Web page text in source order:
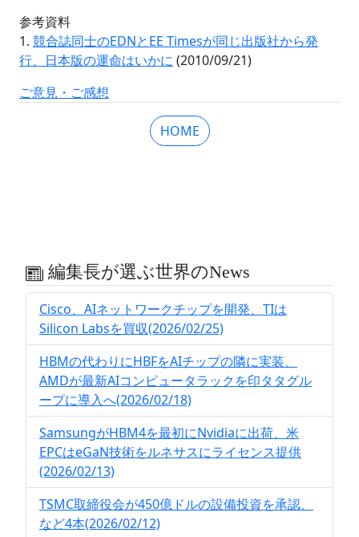
参考資料
1. 競合誌同士のEDNとEE Timesが同じ出版社から発
行、日本版の運命はいかに (2010/09/21)
ご意見・ご感想
HOME
編集長が選ぶ世界のNews
Cisco、AIネットワークチップを開発、TIは
Silicon Labsを買収(2026/02/25)
HBMの代わりにHBFをAIチップの隣に実装、
AMDが最新AIコンピュータラックを印タタグル
ープに導入へ(2026/02/18)
SamsungがHBM4を最初にNvidiaに出荷、米
EPCはeGaN技術をルネサスにライセンス提供
(2026/02/13)
TSMC取締役会が450億ドルの設備投資を承認、
など4本(2026/02/12)